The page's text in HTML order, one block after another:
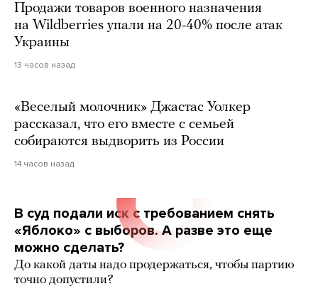
Продажи товаров военного назначения
на Wildberries упали на 20-40% после атак
Украины
13 часов назад
«Веселый молочник» Джастас Уолкер
рассказал, что его вместе с семьей
собираются выдворить из России
14 часов назад
В суд подали иск с требованием снять
«Яблоко» с выборов. А разве это еще
можно сделать?
До какой даты надо продержаться, чтобы партию
точно допустили?